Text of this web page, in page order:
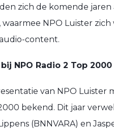
zich de komende
NPO Luister
content.
NPO Radio 2 Top 2000
van NPO
bekend. Dit jaar
(BNNVARA) en